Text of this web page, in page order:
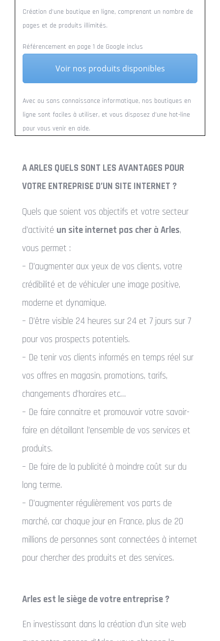
Création d’une boutique en ligne, comprenant un nombre de
pages et de produits illimités.
Référencement en page 1 de Google inclus
Voir nos produits disponibles
Avec ou sans connaissance informatique, nos boutiques en
ligne sont faciles à utiliser, et vous disposez d’une hot-line
pour vous venir en aide.
A ARLES QUELS SONT LES AVANTAGES POUR
VOTRE ENTREPRISE D’UN SITE INTERNET ?
Quels que soient vos objectifs et votre secteur
d’activité un site internet pas cher à Arles,
vous permet :
– D’augmenter aux yeux de vos clients, votre
crédibilité et de véhiculer une image positive,
moderne et dynamique.
– D’être visible 24 heures sur 24 et 7 jours sur 7
pour vos prospects potentiels.
– De tenir vos clients informés en temps réel sur
vos offres en magasin, promotions, tarifs,
changements d’horaires etc…
– De faire connaitre et promouvoir votre savoir-
faire en détaillant l’ensemble de vos services et
produits.
– De faire de la publicité à moindre coût sur du
long terme.
– D’augmenter régulièrement vos parts de
marché, car chaque jour en France, plus de 20
millions de personnes sont connectées à internet
pour chercher des produits et des services.
Arles est le siège de votre entreprise ?
En investissant dans la création d’un site web